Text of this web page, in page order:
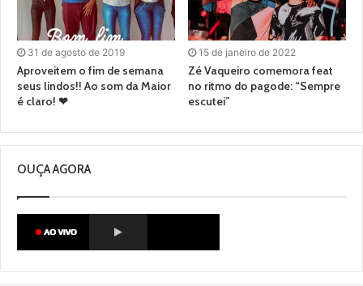
31 de agosto de 2019
Aproveitem o fim de semana
seus lindos!! Ao som da Maior
é claro! ❤
15 de janeiro de 2022
Zé Vaqueiro comemora feat
no ritmo do pagode: “Sempre
escutei”
OUÇA AGORA